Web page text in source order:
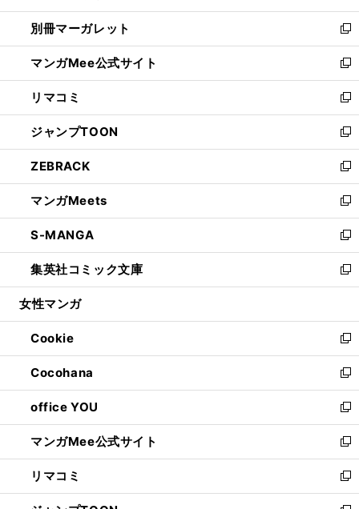
開
く
ウ
で
開
く
ウ
ィ
ン
ド
ウ
で
開
く
し
い
ウ
ィ
ン
ド
ウ
で
開
く
別冊マーガレット
新
し
い
ウ
ィ
ン
ド
ウ
で
開
く
マンガMee公式サイト
新
し
い
ウ
ィ
ン
ド
ウ
で
開
く
リマコミ
新
し
い
ウ
ィ
ン
ド
ウ
で
開
く
ジャンプTOON
新
し
い
ウ
ィ
ン
ド
ウ
で
開
ZEBRACK
新
し
い
ウ
ィ
ン
ド
ウ
開
く
マンガMeets
新
し
い
ウ
ィ
ン
ウ
で
開
く
S-MANGA
新
し
い
ウ
ン
ド
ウ
で
開
く
集英社コミック文庫
新
し
ウ
ィ
ン
ド
ウ
で
開
く
女性マンガ
Cookie
新
し
い
ウ
ィ
ン
ド
ウ
で
開
Cocohana
新
し
い
ウ
ィ
ン
ド
ウ
office YOU
新
し
い
ウ
ィ
ン
マンガMee公式サイト
新
し
い
ウ
リマコミ
新
し